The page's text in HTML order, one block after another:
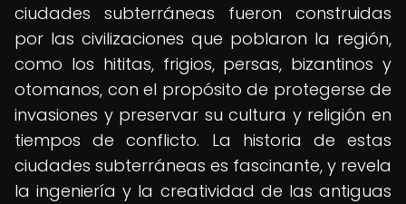
ciudades subterráneas fueron construidas
por las civilizaciones que poblaron la región,
como los hititas, frigios, persas, bizantinos y
otomanos, con el propósito de protegerse de
invasiones y preservar su cultura y religión en
tiempos de conflicto. La historia de estas
ciudades subterráneas es fascinante, y revela
la ingeniería y la creatividad de las antiguas